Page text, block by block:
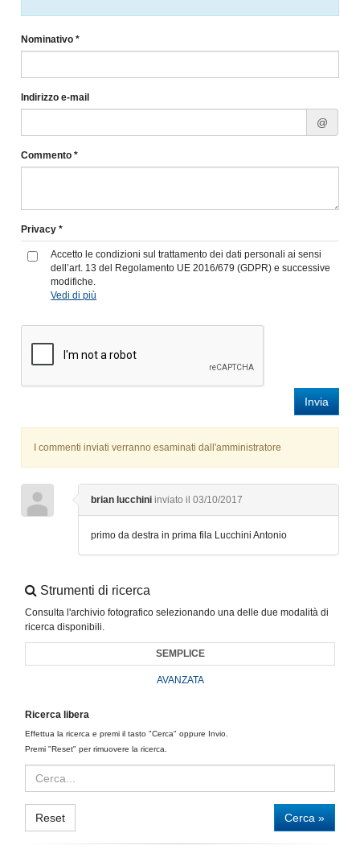
Nominativo *
Indirizzo e-mail
@
Commento *
Privacy *
Accetto le condizioni sul trattamento dei dati personali ai sensi
dell’art. 13 del Regolamento UE 2016/679 (GDPR) e successive
modifiche.
Vedi di più
Invia
I commenti inviati verranno esaminati dall'amministratore
brian lucchini inviato il 03/10/2017
primo da destra in prima fila Lucchini Antonio
Strumenti di ricerca
Consulta l'archivio fotografico selezionando una delle due modalità di
ricerca disponibili.
SEMPLICE
AVANZATA
Ricerca libera
Effettua la ricerca e premi il tasto "Cerca" oppure Invio.
Premi "Reset" per rimuovere la ricerca.
Reset Cerca »